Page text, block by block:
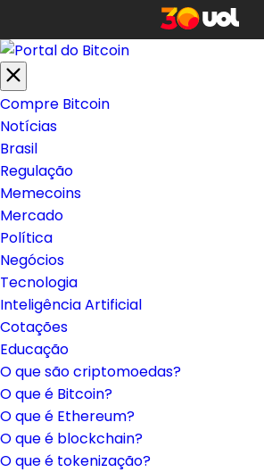
Compre Bitcoin
Notícias
Brasil
Regulação
Memecoins
Mercado
Política
Negócios
Tecnologia
Inteligência Artificial
Cotações
Educação
O que são criptomoedas?
O que é Bitcoin?
O que é Ethereum?
O que é blockchain?
O que é tokenização?